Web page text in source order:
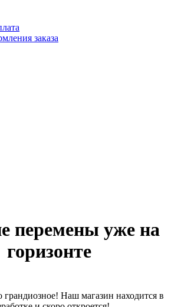
заказа
перемены уже на
горизонте
грандиозное! Наш магазин находится в